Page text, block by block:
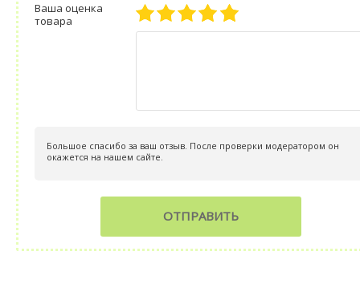
Ваша оценка
товара
Большое спасибо за ваш отзыв. После проверки модератором он
окажется на нашем сайте.
ОТПРАВИТЬ